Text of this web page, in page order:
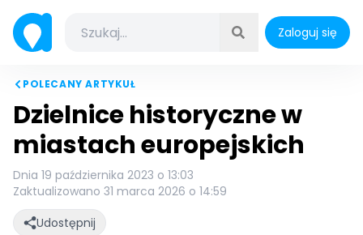
Zaloguj się
POLECANY ARTYKUŁ
Dzielnice historyczne w
miastach europejskich
Dnia 19 października 2023 o 13:03
Zaktualizowano 31 marca 2026 o 14:59
Udostępnij